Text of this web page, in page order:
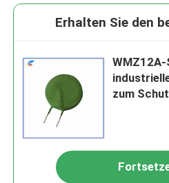
Erhalten Sie den
zum